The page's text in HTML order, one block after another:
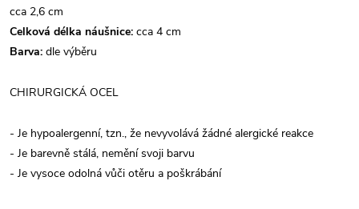
cca 2,6 cm
Celková délka náušnice: cca 4 cm
Barva: dle výběru
CHIRURGICKÁ OCEL
- Je hypoalergenní, tzn., že nevyvolává žádné alergické reakce
- Je barevně stálá, nemění svoji barvu
- Je vysoce odolná vůči otěru a poškrábání